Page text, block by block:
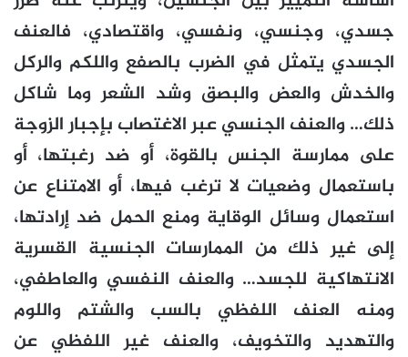
جسدي، وجنسي، ونفسي، واقتصادي، فالعنف
الجسدي يتمثل في الضرب بالصفع واللكم والركل
والخدش والعض والبصق وشد الشعر وما شاكل
ذلك… والعنف الجنسي عبر الاغتصاب بإجبار الزوجة
على ممارسة الجنس بالقوة، أو ضد رغبتها، أو
باستعمال وضعيات لا ترغب فيها، أو الامتناع عن
استعمال وسائل الوقاية ومنع الحمل ضد إرادتها،
إلى غير ذلك من الممارسات الجنسية القسرية
الانتهاكية للجسد… والعنف النفسي والعاطفي،
ومنه العنف اللفظي بالسب والشتم واللوم
والتهديد والتخويف، والعنف غير اللفظي عن